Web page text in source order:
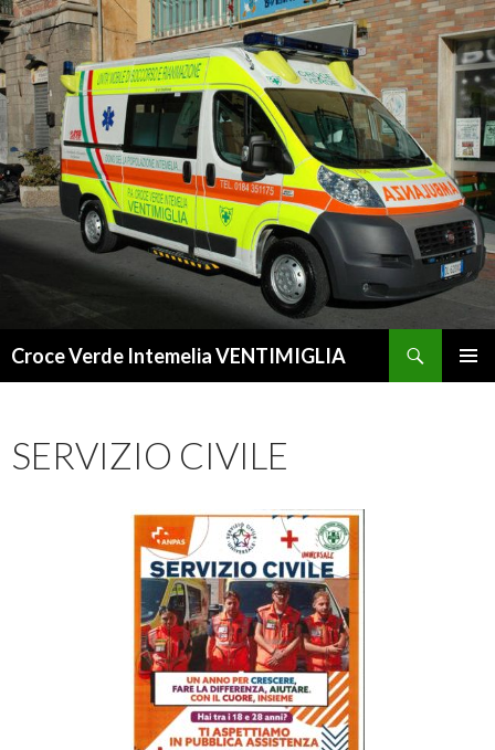
Croce Verde Intemelia VENTIMIGLIA
SERVIZIO CIVILE